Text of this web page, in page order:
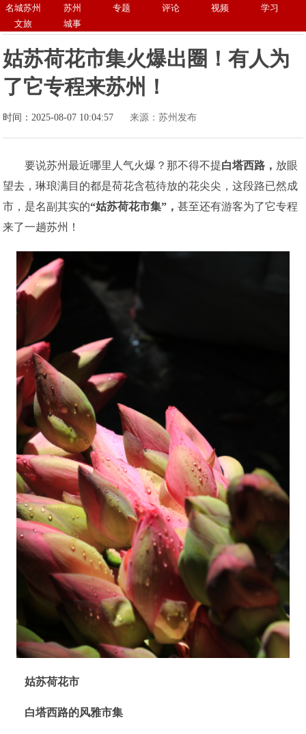
名城苏州 苏州 专题 评论 视频
学习
文旅
城事
姑苏荷花市集火爆出圈！有人为
了它专程来苏州！
时间：2025-08-07 10:04:57 来源：苏州发布
要说苏州最近哪里人气火爆？那不得不提白塔西路， 放眼
望去，琳琅满目的都是荷花含苞待放的花尖尖，这段路已然成
市，是名副其实的“姑苏荷花市集”，甚至还有游客为了它专程
来了一趟苏州！
姑苏荷花市
白塔西路的风雅市集